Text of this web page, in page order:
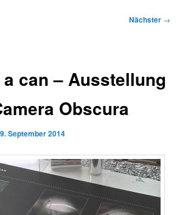
Nächster →
can – Ausstellung
Obscura
September 2014